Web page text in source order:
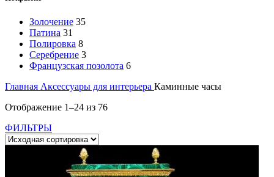
Золочение 35
Патина 31
Полировка 8
Серебрение 3
Французская позолота 6
Главная Аксессуары для интерьера Каминные часы
Отображение 1–24 из 76
ФИЛЬТРЫ